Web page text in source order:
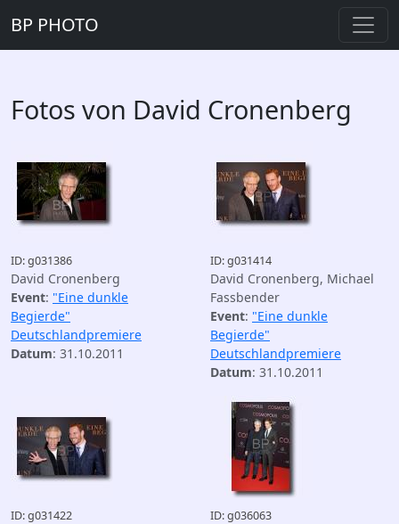
BP PHOTO
Fotos von David Cronenberg
ID: g031386
David Cronenberg
Event: "Eine dunkle
Begierde"
Deutschlandpremiere
Datum: 31.10.2011
ID: g031414
David Cronenberg, Michael
Fassbender
Event: "Eine dunkle
Begierde"
Deutschlandpremiere
Datum: 31.10.2011
ID: g031422 ID: g036063